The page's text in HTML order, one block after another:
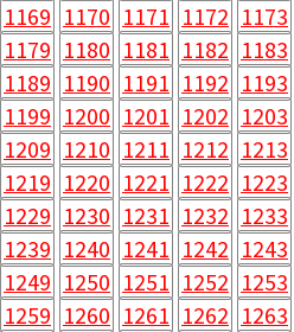
1169 1170 1171 1172 1173
1179 1180 1181 1182 1183
1189 1190 1191 1192 1193
1199 1200 1201 1202 1203
1209 1210 1211 1212 1213
1219 1220 1221 1222 1223
1229 1230 1231 1232 1233
1239 1240 1241 1242 1243
1249 1250 1251 1252 1253
1259 1260 1261 1262 1263